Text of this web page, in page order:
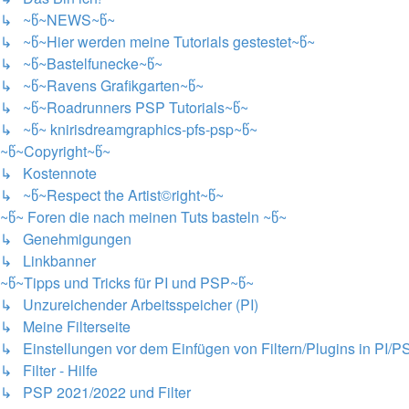
↳ ~წ~NEWS~წ~
↳ ~წ~Hier werden meine Tutorials gestestet~წ~
↳ ~წ~Bastelfunecke~წ~
↳ ~წ~Ravens Grafikgarten~წ~
↳ ~წ~Roadrunners PSP Tutorials~წ~
↳ ~წ~ knirisdreamgraphics-pfs-psp~წ~
~წ~Copyright~წ~
↳ Kostennote
↳ ~წ~Respect the Artist©right~წ~
~წ~ Foren die nach meinen Tuts basteln ~წ~
↳ Genehmigungen
↳ Linkbanner
~წ~Tipps und Tricks für PI und PSP~წ~
↳ Unzureichender Arbeitsspeicher (PI)
↳ Meine Filterseite
↳ Einstellungen vor dem Einfügen von Filtern/Plugins in PI/
↳ Filter - Hilfe
↳ PSP 2021/2022 und Filter